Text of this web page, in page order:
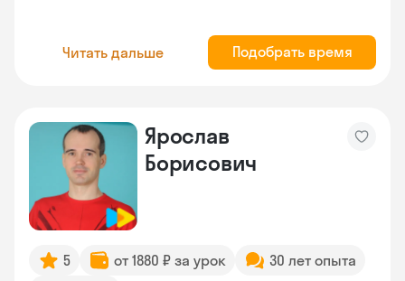
Читать дальше Подобрать время
Ярослав
Борисович
5 от 1880 ₽ за урок
30 лет опыта